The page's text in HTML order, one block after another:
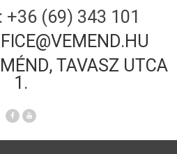
+36 (69) 343 101
TAVASZ UTCA
1.